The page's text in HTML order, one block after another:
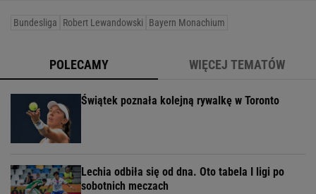
Bundesliga Robert Lewandowski Bayern Monachium
POLECAMY WIĘCEJ TEMATÓW
Świątek poznała kolejną rywalkę w Toronto
Lechia odbiła się od dna. Oto tabela I ligi po
sobotnich meczach